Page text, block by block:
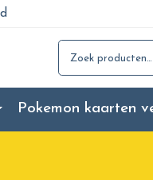
Search for:
Pokemon kaarten